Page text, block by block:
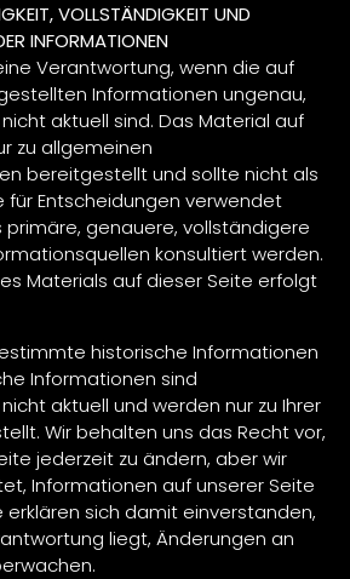
VOLLSTÄNDIGKEIT UND
INFORMATIONEN
Verantwortung, wenn die auf
Informationen ungenau,
aktuell sind. Das Material auf
zu allgemeinen
bereitgestellt und sollte nicht als
für Entscheidungen verwendet
genauere, vollständigere
konsultiert werden.
Materials auf dieser Seite erfolgt
historische Informationen
Informationen sind
aktuell und werden nur zu Ihrer
Wir behalten uns das Recht vor,
jederzeit zu ändern, aber wir
Informationen auf unserer Seite
erklären sich damit einverstanden,
liegt, Änderungen an